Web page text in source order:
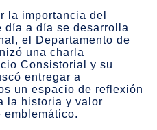
la importancia del
día a día se desarrolla
el Departamento de
una charla
Consistorial y su
entregar a
un espacio de reflexión
la historia y valor